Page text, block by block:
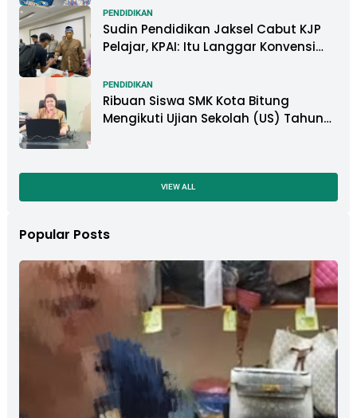
PENDIDIKAN
Sudin Pendidikan Jaksel Cabut KJP
Pelajar, KPAI: Itu Langgar Konvensi
PENDIDIKAN
Ribuan Siswa SMK Kota Bitung
Mengikuti Ujian Sekolah (US) Tahun
VIEW ALL
Popular Posts